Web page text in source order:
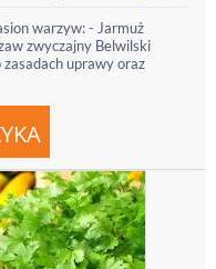
warzyw: - Jarmuż
zwyczajny Belwilski
uprawy oraz